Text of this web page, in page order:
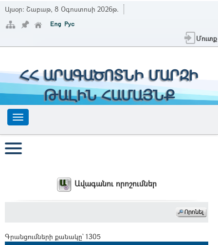
Այսօր: Շաբաթ, 8 Օգոստոսի 2026թ.
Մուտք
ՀՀ ԱՐԱԳԱԾՈՏՆԻ ՄԱՐԶԻ
ԹԱԼԻՆ ՀԱՄԱՅՆՔ
Ավագանու որոշումներ
Գրանցումների քանակը` 1305